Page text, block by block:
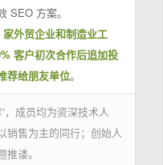
SEO 方案。
外贸企业和制造业工
客户初次合作后追加投
荐给朋友单位。
，成员均为资深技术人
销售为主的同行；创始人
诿。